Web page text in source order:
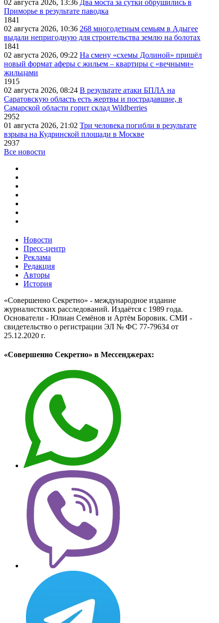
02 августа 2026, 13:36 Два моста за сутки обрушились в
Приморье в результате паводка
1841
02 августа 2026, 10:36 268 многодетным семьям в Адыгее
выдали непригодную для строительства землю на болотах
1841
02 августа 2026, 09:22 На смену «схемы Долиной» пришёл
новый формат аферы с жильем – квартиры с «вечными»
жильцами
1915
02 августа 2026, 08:24 В результате атаки БПЛА на
Саратовскую область есть жертвы и пострадавшие, в
Самарской области горит склад Wildberries
2952
01 августа 2026, 21:02 Три человека погибли в результате
взрыва на Кудринской площади в Москве
2937
Все новости
Новости
Пресс-центр
Реклама
Редакция
Авторы
История
«Совершенно Секретно» - международное издание
журналистских расследований. Издаётся с 1989 года.
Основатели - Юлиан Семёнов и Артём Боровик. CМИ -
свидетельство о регистрации ЭЛ № ФС 77-79634 от
25.12.2020 г.
«Совершенно Секретно» в Мессенджерах: